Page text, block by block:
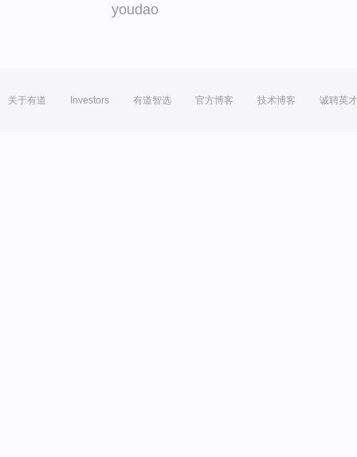
youdao
关于有道 Investors 有道智选 官方博客 技术博客 诚聘英才